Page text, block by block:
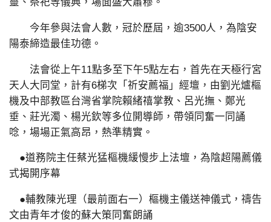
今年參與法會人數，冠於歷屆，逾3500人，為陰安
陽泰締造最佳功德。
法會從上午11點多至下午5點左右，首先在天極行宮
天人大同堂，計有6梯次「祈安薦福」經壇，由劉光爐樞
機及中部教區台灣省掌院賴緒禧掌教、呂光撫、鄭光
垂、莊光濁、楊光欽等多位開導師，帶領同奮一同誦
唸，場場正氣高昂，熱準精實。
●道務院主任蔡光猛樞機緩慢步上法壇，為陰超陽薦儀
式揭開序幕
●輔教陳光理（最前面右一）樞機主儀送神儀式，禱告
文由青年才俊的蘇大策同奮朗誦